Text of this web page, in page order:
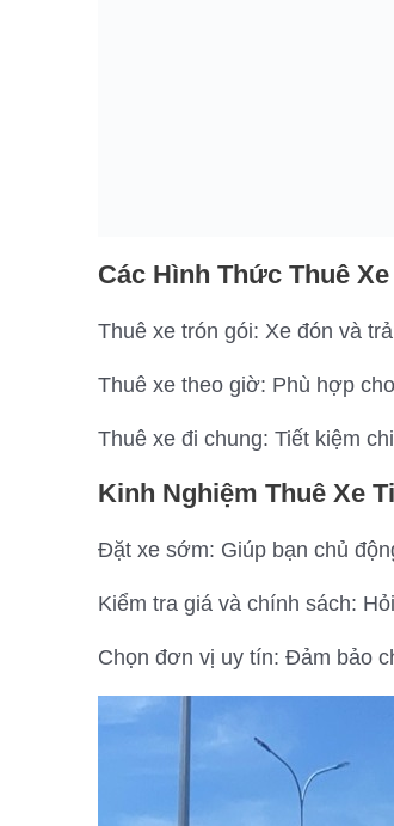
Các Hình Thức Thuê
Thuê xe trón gói: Xe đón và
Thuê xe theo giờ: Phù hợp
Thuê xe đi chung: Tiết kiệm
Kinh Nghiệm Thuê Xe
Đặt xe sớm: Giúp bạn chủ
Kiểm tra giá và chính sách:
Chọn đơn vị uy tín: Đảm bảo